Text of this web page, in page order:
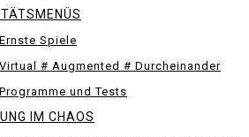
Ernste Spiele
Virtual # Augmented # Durcheinander
Programme und Tests
IM CHAOS